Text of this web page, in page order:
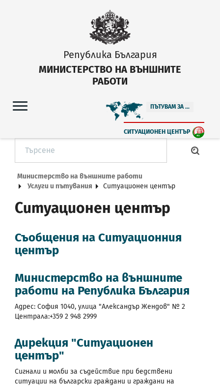
Република България
МИНИСТЕРСТВО НА ВЪНШНИТЕ
РАБОТИ
ПЪТУВАМ ЗА ...
СИТУАЦИОНЕН ЦЕНТЪР
Министерство на външните работи
Услуги и пътувания
Ситуационен център
Ситуационен център
Съобщения на Ситуационния
център
Министерство на външните
работи на Република България
Адрес: София 1040, улица "Александър Жендов" № 2
Централа:+359 2 948 2999
Дирекция "Ситуационен
център"
Сигнали и молби за съдействие при бедствени
ситуации на български граждани и граждани на